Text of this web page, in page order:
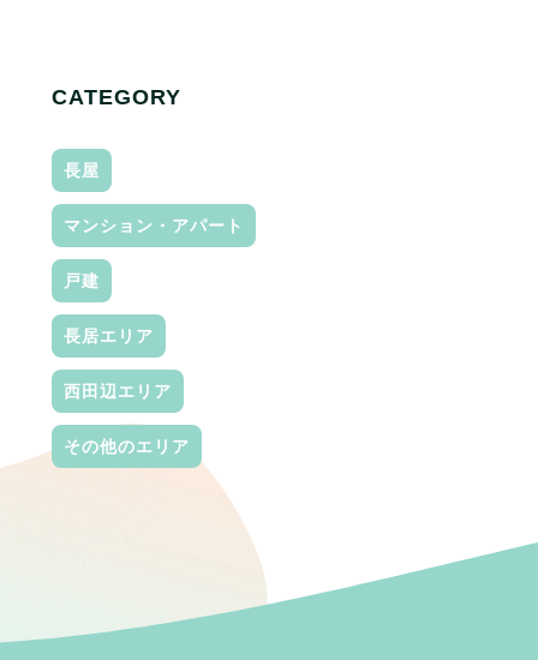
CATEGORY
長屋
マンション・アパート
戸建
長居エリア
西田辺エリア
その他のエリア